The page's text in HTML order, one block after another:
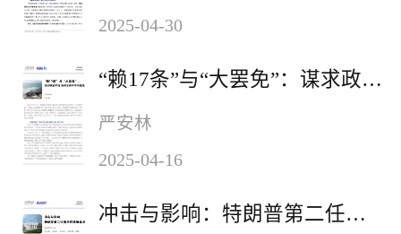
2025-04-30
“赖17条”与“大罢免”：谋求政治私利破坏台海和平与稳定
严安林
2025-04-16
冲击与影响：特朗普第二任期开局政策盘点